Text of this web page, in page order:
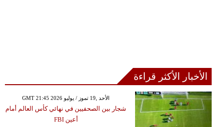
الأخبار الأكثر قراءة
GMT 21:45 2026 الأحد ,19 تموز / يوليو
شجار بين الصحفيين في نهائي كأس العالم أمام
أعين FBI